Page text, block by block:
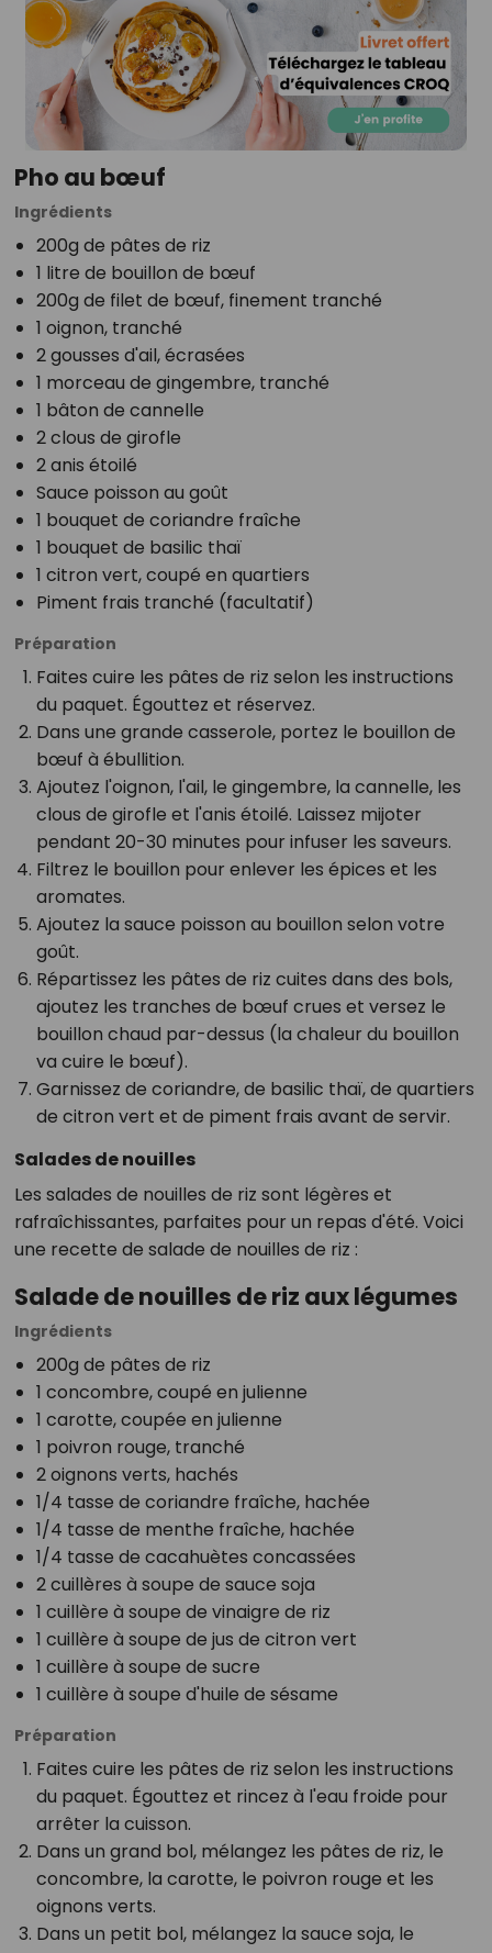
Pho au bœuf
Ingrédients
200g de pâtes de riz
1 litre de bouillon de bœuf
200g de filet de bœuf, finement tranché
1 oignon, tranché
2 gousses d'ail, écrasées
1 morceau de gingembre, tranché
1 bâton de cannelle
2 clous de girofle
2 anis étoilé
Sauce poisson au goût
1 bouquet de coriandre fraîche
1 bouquet de basilic thaï
1 citron vert, coupé en quartiers
Piment frais tranché (facultatif)
Préparation
Faites cuire les pâtes de riz selon les instructions
du paquet. Égouttez et réservez.
Dans une grande casserole, portez le bouillon de
bœuf à ébullition.
Ajoutez l'oignon, l'ail, le gingembre, la cannelle, les
clous de girofle et l'anis étoilé. Laissez mijoter
pendant 20-30 minutes pour infuser les saveurs.
Filtrez le bouillon pour enlever les épices et les
aromates.
Ajoutez la sauce poisson au bouillon selon votre
goût.
Répartissez les pâtes de riz cuites dans des bols,
ajoutez les tranches de bœuf crues et versez le
bouillon chaud par-dessus (la chaleur du bouillon
va cuire le bœuf).
Garnissez de coriandre, de basilic thaï, de quartiers
de citron vert et de piment frais avant de servir.
Salades de nouilles
Les salades de nouilles de riz sont légères et
rafraîchissantes, parfaites pour un repas d'été. Voici
une recette de salade de nouilles de riz :
Salade de nouilles de riz aux légumes
Ingrédients
200g de pâtes de riz
1 concombre, coupé en julienne
1 carotte, coupée en julienne
1 poivron rouge, tranché
2 oignons verts, hachés
1/4 tasse de coriandre fraîche, hachée
1/4 tasse de menthe fraîche, hachée
1/4 tasse de cacahuètes concassées
2 cuillères à soupe de sauce soja
1 cuillère à soupe de vinaigre de riz
1 cuillère à soupe de jus de citron vert
1 cuillère à soupe de sucre
1 cuillère à soupe d'huile de sésame
Préparation
Faites cuire les pâtes de riz selon les instructions
du paquet. Égouttez et rincez à l'eau froide pour
arrêter la cuisson.
Dans un grand bol, mélangez les pâtes de riz, le
concombre, la carotte, le poivron rouge et les
oignons verts.
Dans un petit bol, mélangez la sauce soja, le